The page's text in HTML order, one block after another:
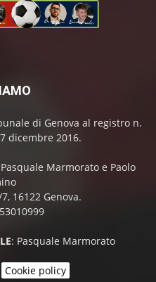
di Genova al registro n.
dicembre 2016.
Marmorato e Paolo
16122 Genova.
: Pasquale Marmorato
Cookie policy